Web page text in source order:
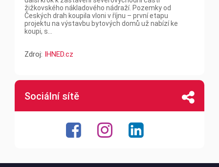
žižkovského nákladového nádraží. Pozemky od
Českých drah koupila vloni v říjnu – první etapu
projektu na výstavbu bytových domů už nabízí ke
koupi, s...
Zdroj: IHNED.cz
Sociální sítě